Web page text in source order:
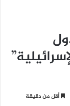
أقل من دقيقة